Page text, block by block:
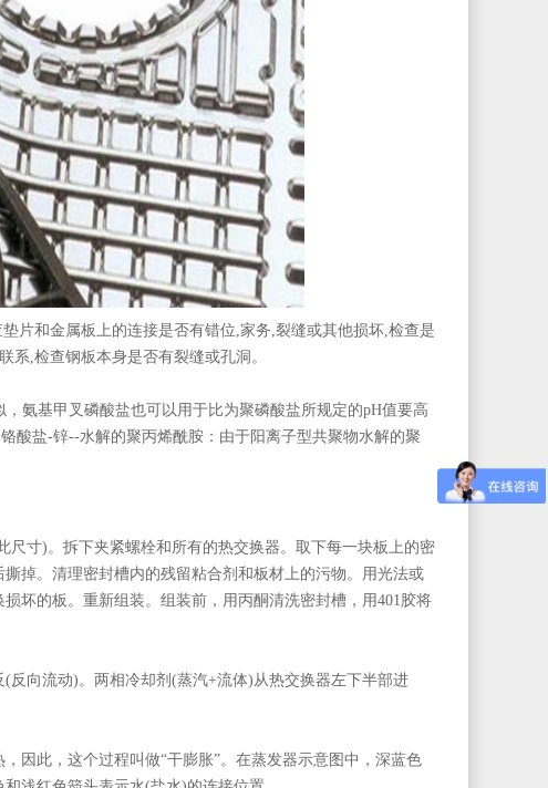
片和金属板上的连接是否有错位,家务,裂缝或其他损坏,检查是
系,检查钢板本身是否有裂缝或孔洞。
氨基甲叉磷酸盐也可以用于比为聚磷酸盐所规定的pH值要高
酸盐-锌--水解的聚丙烯酰胺：由于阳离子型共聚物水解的聚
寸)。拆下夹紧螺栓和所有的热交换器。取下每一块板上的密
掉。清理密封槽内的残留粘合剂和板材上的污物。用光法或
坏的板。重新组装。组装前，用丙酮清洗密封槽，用401胶将
向流动)。两相冷却剂(蒸汽+流体)从热交换器左下半部进
因此，这个过程叫做“干膨胀”。在蒸发器示意图中，深蓝色